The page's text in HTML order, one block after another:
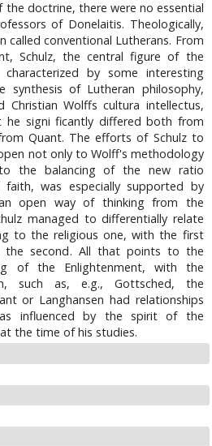
doctrine, there were no essential
of Donelaitis. Theologically,
called conventional Lutherans. From
Schulz, the central figure of the
by some interesting
synthesis of Lutheran philosophy,
Wolffs cultura intellectus,
signi ficantly differed both from
Quant. The efforts of Schulz to
not only to Wolff's methodology
the balancing of the new ratio
was especially supported by
open way of thinking from the
managed to differentially relate
to the religious one, with the first
the second. All that points to the
of the Enlightenment, with the
such as, e.g., Gottsched, the
or Langhansen had relationships
influenced by the spirit of the
the time of his studies.